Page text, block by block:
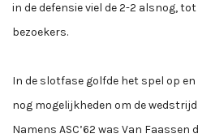
in de defensie viel de 2-2 alsnog,
bezoekers.
In de slotfase golfde het spel op
nog mogelijkheden om de
Namens ASC’62 was Van